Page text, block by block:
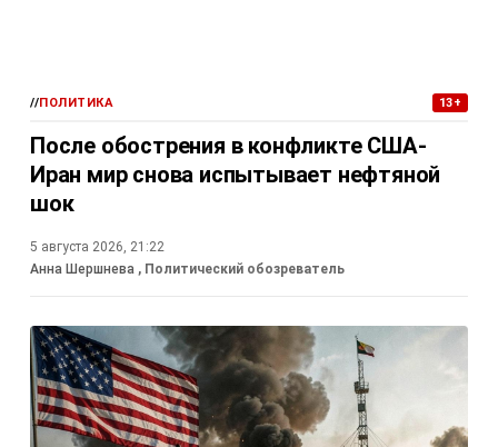
//ПОЛИТИКА 13+
После обострения в конфликте США-
Иран мир снова испытывает нефтяной
шок
5 августа 2026, 21:22
Анна Шершнева , Политический обозреватель